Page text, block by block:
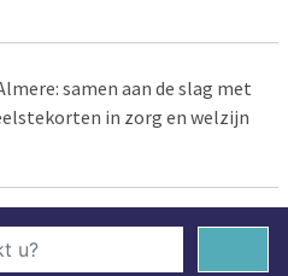
samen aan de slag met
in zorg en welzijn